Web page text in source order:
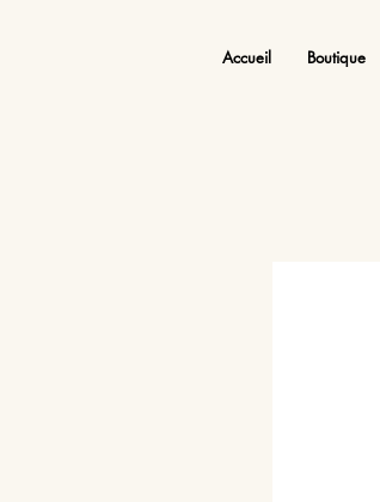
Accueil Boutique